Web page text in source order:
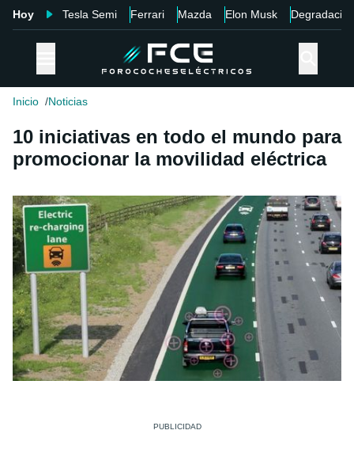
Hoy Tesla Semi Ferrari Mazda Elon Musk Degradación
Inicio Noticias
10 iniciativas en todo el mundo para
promocionar la movilidad eléctrica